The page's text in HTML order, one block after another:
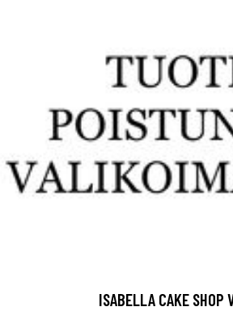
ISABELLA CAKE SHOP